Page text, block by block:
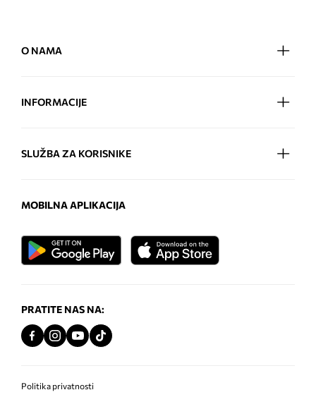
O NAMA
INFORMACIJE
SLUŽBA ZA KORISNIKE
MOBILNA APLIKACIJA
PRATITE NAS NA:
Politika privatnosti